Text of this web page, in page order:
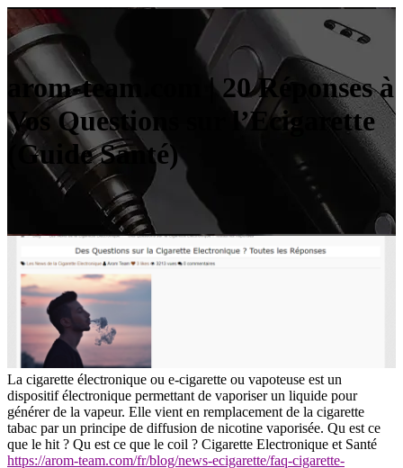
arom-team.com | 20 Réponses à
Vos Questions sur l’Ecigarette
(Guide Santé)
La cigarette électronique ou e-cigarette ou vapoteuse est un
dispositif électronique permettant de vaporiser un liquide pour
générer de la vapeur. Elle vient en remplacement de la cigarette
tabac par un principe de diffusion de nicotine vaporisée. Qu est ce
que le hit ? Qu est ce que le coil ? Cigarette Electronique et Santé
https://arom-team.com/fr/blog/news-ecigarette/faq-cigarette-